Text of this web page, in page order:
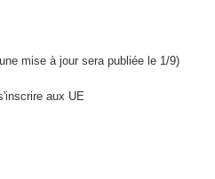
mise à jour sera publiée le 1/9)
aux UE